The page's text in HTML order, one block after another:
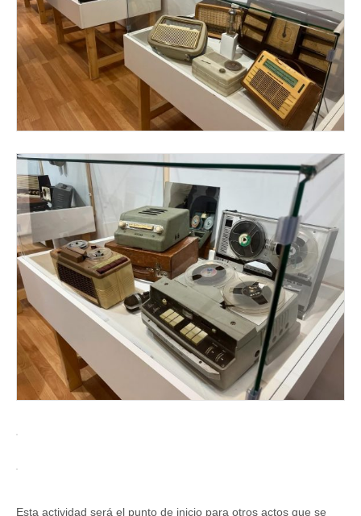
Esta actividad será el punto de inicio para otros actos que se